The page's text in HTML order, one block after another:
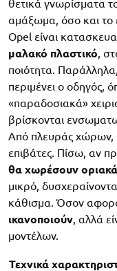
θετικά γνωρίσματα
αμάξωμα, όσο και το
Opel είναι
μαλακό πλαστικό,
ποιότητα. Παράλληλα,
περιμένει ο οδηγός,
«παραδοσιακά»
βρίσκονται
Από πλευράς χώρων,
επιβάτες. Πίσω, αν
θα χωρέσουν οριακά
μικρό,
κάθισμα. Όσον
ικανοποιούν, αλλά
μοντέλων.
Τεχνικά